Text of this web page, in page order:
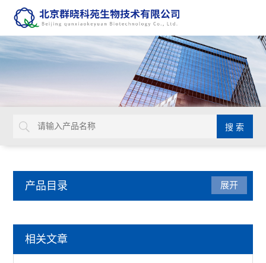
产品目录
primerdesign生物威胁检测试剂盒
展开
相关文章